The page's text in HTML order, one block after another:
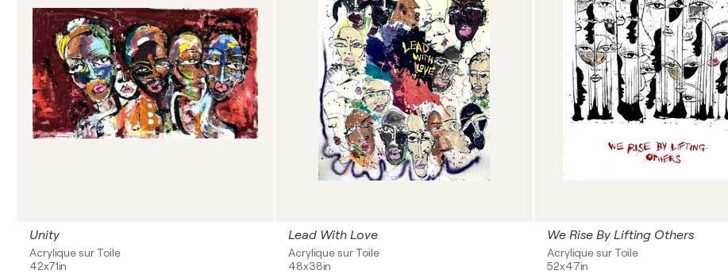
Unity
Acrylique sur Toile
42x71in
Lead With Love
Acrylique sur Toile
48x38in
We Rise By Lifting Others
Acrylique sur Toile
52x47in